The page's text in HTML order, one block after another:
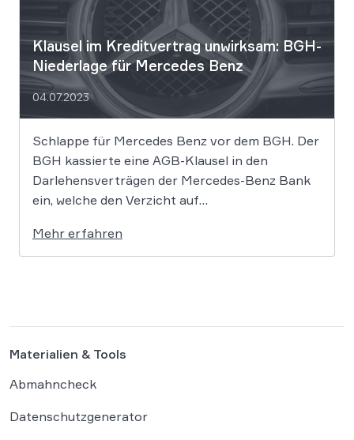
Klausel im Kre­dit­ver­trag unwirksam: BGH-
Niederlage für Mercedes Benz
04.07.2023
Schlappe für Mercedes Benz vor dem BGH. Der
BGH kassierte eine AGB-Klausel in den
Darlehensverträgen der Mercedes-Benz Bank
ein, welche den Verzicht auf
Autokredits beinhaltete. Damit dürfen Käufer
weiterhin gegen Mercedes klagen und
Mehr erfahren
Materialien & Tools
Abmahncheck
Datenschutzgenerator